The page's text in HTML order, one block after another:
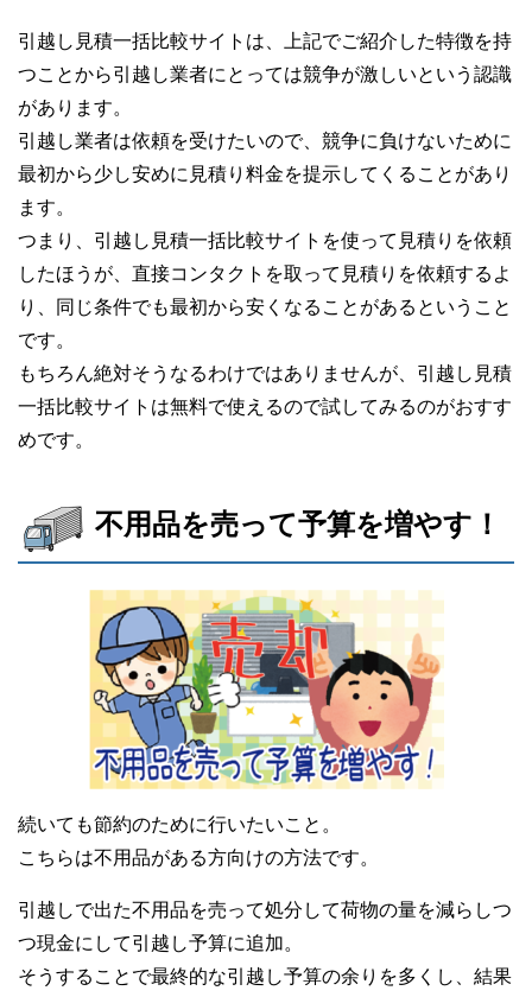
引越し見積一括比較サイトは、上記でご紹介した特徴を持
つことから引越し業者にとっては競争が激しいという認識
があります。
引越し業者は依頼を受けたいので、競争に負けないために
最初から少し安めに見積り料金を提示してくることがあり
ます。
つまり、引越し見積一括比較サイトを使って見積りを依頼
したほうが、直接コンタクトを取って見積りを依頼するよ
り、同じ条件でも最初から安くなることがあるということ
です。
もちろん絶対そうなるわけではありませんが、引越し見積
一括比較サイトは無料で使えるので試してみるのがおすす
めです。
不用品を売って予算を増やす！
続いても節約のために行いたいこと。
こちらは不用品がある方向けの方法です。
引越しで出た不用品を売って処分して荷物の量を減らしつ
つ現金にして引越し予算に追加。
そうすることで最終的な引越し予算の余りを多くし、結果